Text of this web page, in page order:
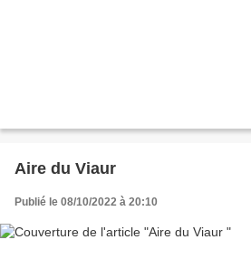
Aire du Viaur
Publié le 08/10/2022 à 20:10